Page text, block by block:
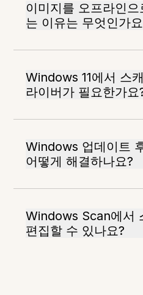
이미지를 오프라인
는 이유는 무엇인가
Windows 11에서 스
라이버가 필요한가요
Windows 업데이트
어떻게 해결하나요?
Windows Scan에서
편집할 수 있나요?